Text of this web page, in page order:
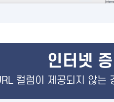
인터넷
컬럼이 제공되지 않는